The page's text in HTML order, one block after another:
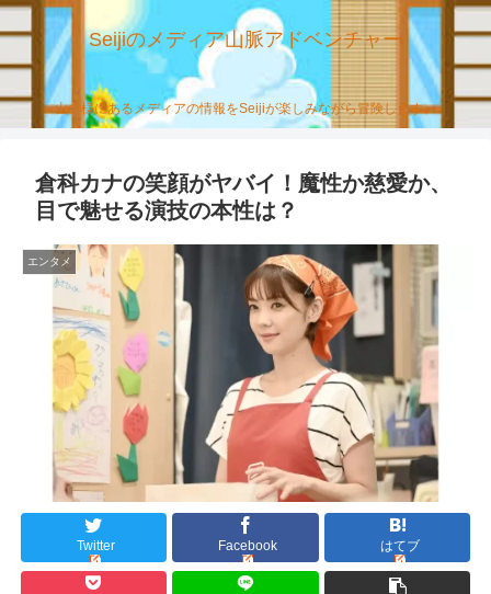
Seijiのメディア山脈アドベンチャー
山の様にあるメディアの情報をSeijiが楽しみながら冒険します。
倉科カナの笑顔がヤバイ！魔性か慈愛か、
目で魅せる演技の本性は？
エンタメ
Twitter Facebook はてブ